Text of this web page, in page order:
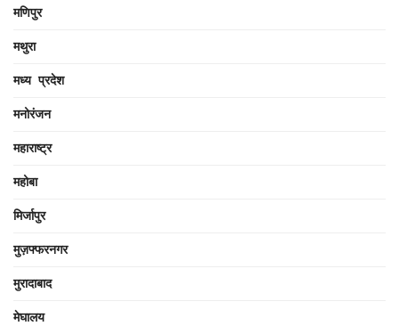
मणिपुर
मथुरा
मध्य प्रदेश
मनोरंजन
महाराष्ट्र
महोबा
मिर्जापुर
मुज़फ्फरनगर
मुरादाबाद
मेघालय